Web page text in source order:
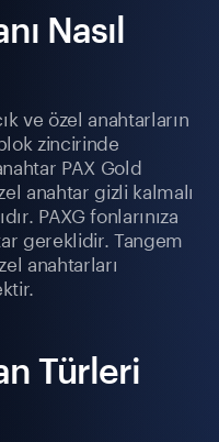
Nasıl
ve özel anahtarların
zincirinde
PAX Gold
anahtar gizli kalmalı
PAXG fonlarınıza
gereklidir. Tangem
anahtarları
Türleri